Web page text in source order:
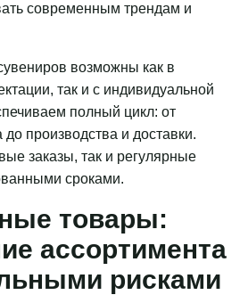
современным трендам и
возможны как в
так и с индивидуальной
полный цикл: от
до производства и доставки.
заказы, так и регулярные
сроками.
товары:
ассортимента
рисками